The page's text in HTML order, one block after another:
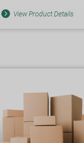
View Product Details